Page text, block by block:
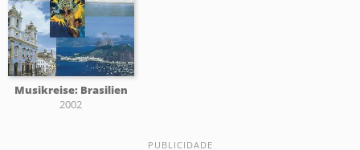
Musikreise: Brasilien
2002